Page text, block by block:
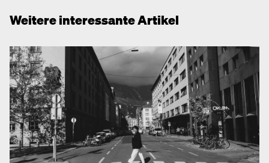
Weitere interessante Artikel